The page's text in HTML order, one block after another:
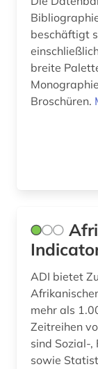
the pacific (1)
beschäftigt
einschließlich
breite
Broschüren.
ADI bietet
mehr als
Zeitreihen
sind Sozial-
sowie